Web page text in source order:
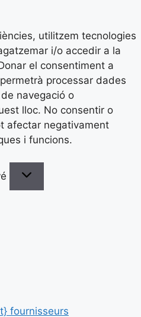
utilitzem tecnologies
i/o accedir a la
el consentiment a
processar dades
navegació o
lloc. No consentir o
afectar negativament
i funcions.
fournisseurs